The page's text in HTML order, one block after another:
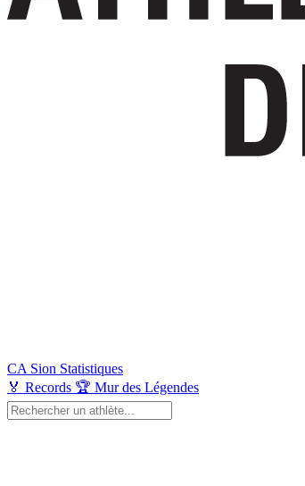
CA Sion Statistiques
🏅 Records 🏆 Mur des Légendes